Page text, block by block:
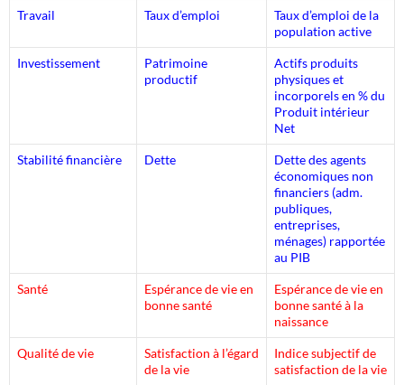
Travail Taux d’emploi
Taux d’emploi de la
population active
Investissement
Patrimoine
productif
Actifs produits
physiques et
incorporels en % du
Produit intérieur
Net
Stabilité financière Dette
Dette des agents
économiques non
financiers (adm.
publiques,
entreprises,
ménages) rapportée
au PIB
Santé
Espérance de vie en
bonne santé
Espérance de vie en
bonne santé à la
naissance
Qualité de vie
Satisfaction à l’égard
de la vie
Indice subjectif de
satisfaction de la vie